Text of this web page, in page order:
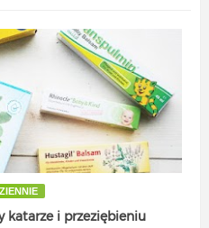
katarze i przeziębieniu